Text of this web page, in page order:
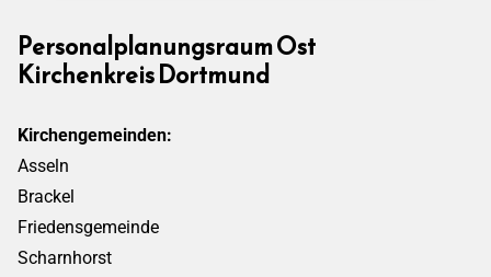
Personalplanungsraum Ost
Kirchenkreis Dortmund
Kirchengemeinden:
Asseln
Brackel
Friedensgemeinde
Scharnhorst